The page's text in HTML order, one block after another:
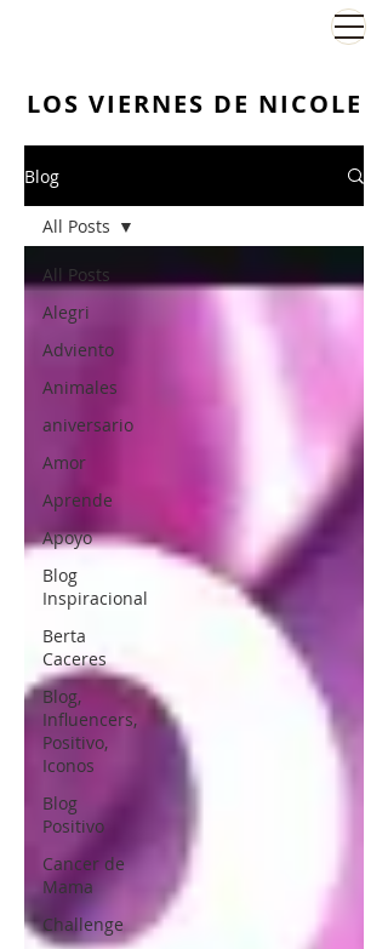
LOS VIERNES DE NICOLE
Blog
All Posts
Alegri
Adviento
Animales
aniversario
Amor
Aprende
Apoyo
Blog
Inspiracional
Berta
Caceres
Blog,
Influencers,
Positivo,
Iconos
Blog
Positivo
Cancer de
Mama
Challenge
All Posts